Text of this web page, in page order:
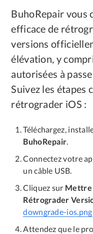
BuhoRepair vous
efficace de
versions
élévation, y
autorisées à
Suivez les étapes
rétrograder iOS :
Téléchargez,
BuhoRepair.
Connectez votre
un câble USB.
Cliquez sur Mettre
Rétrograder
downgrade-ios.png
Attendez que le